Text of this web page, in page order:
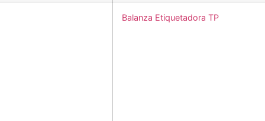
Balanza Etiquetadora TP